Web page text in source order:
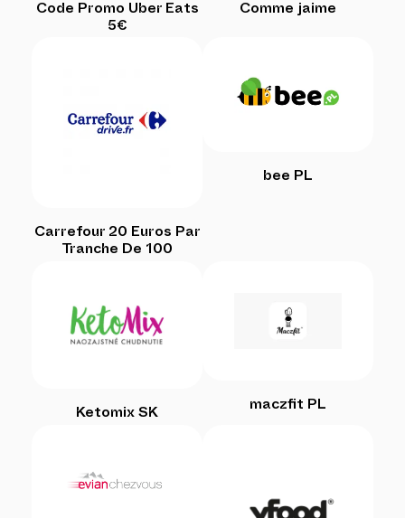
Code Promo Uber Eats
5€
Comme jaime
Carrefour 20 Euros Par
Tranche De 100
bee PL
Ketomix SK
maczfit PL